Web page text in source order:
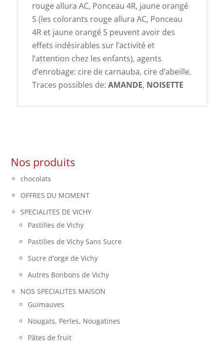
rouge allura AC, Ponceau 4R, jaune orangé
S (les colorants rouge allura AC, Ponceau
4R et jaune orangé S peuvent avoir des
effets indésirables sur l’activité et
l’attention chez les enfants), agents
d’enrobage: cire de carnauba, cire d’abeille.
Traces possibles de: AMANDE, NOISETTE
Nos produits
chocolats
OFFRES DU MOMENT
SPECIALITES DE VICHY
Pastilles de Vichy
Pastilles de Vichy Sans Sucre
Sucre d'orge de Vichy
Autres Bonbons de Vichy
NOS SPECIALITES MAISON
Guimauves
Nougats, Perles, Nougatines
Pâtes de fruit